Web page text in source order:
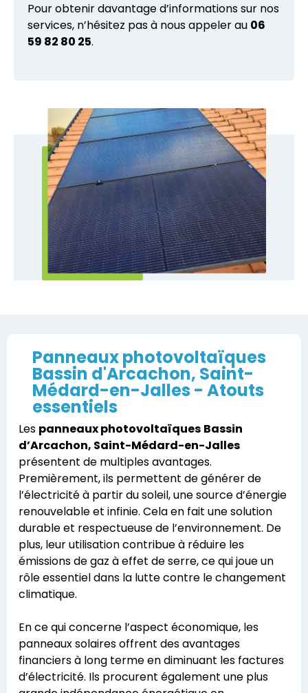
Pour obtenir davantage d’informations sur nos
services, n’hésitez pas à nous appeler au 06
59 82 80 25.
Panneaux photovoltaïques
Bassin d'Arcachon, Saint-
Médard-en-Jalles - Atouts
essentiels
Les panneaux photovoltaïques Bassin
d’Arcachon, Saint-Médard-en-Jalles
présentent de multiples avantages.
Premièrement, ils permettent de générer de
l’électricité à partir du soleil, une source d’énergie
renouvelable et infinie. Cela en fait une solution
durable et respectueuse de l’environnement. De
plus, leur utilisation contribue à réduire les
émissions de gaz à effet de serre, ce qui joue un
rôle essentiel dans la lutte contre le changement
climatique.
En ce qui concerne l’aspect économique, les
panneaux solaires offrent des avantages
financiers à long terme en diminuant les factures
d’électricité. Ils procurent également une plus